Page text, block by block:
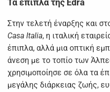
Τα έπιπλα της Edra
Στην τελετή έναρξης και
Casa Italia, η ιταλική
έπιπλα, αλλά μια οπτική
άνεση με το τοπίο των
χρησιμοποίησε σε όλα τα
μεγάλης διάρκειας ζωής,